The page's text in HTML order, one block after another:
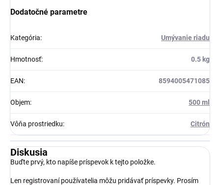
Dodatočné parametre
Kategória: Umývanie riadu
Hmotnosť: 0.5 kg
EAN: 8594005471085
Objem: 500 ml
Vôňa prostriedku: Citrón
Diskusia
Buďte prvý, kto napíše príspevok k tejto položke.
Len registrovaní používatelia môžu pridávať príspevky. Prosím